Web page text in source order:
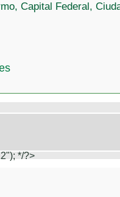
Capital Federal,
*/?>